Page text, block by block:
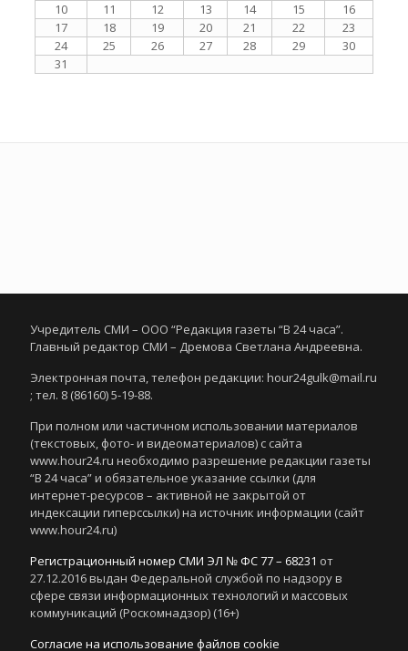
10
11 12 13 14 15
16
17
18 19 20 21 22
23
24
25 26 27 28 29
30
31
Учредитель СМИ – ООО “Редакция газеты “В 24 часа”.
Главный редактор СМИ – Дремова Светлана Андреевна.
Электронная почта, телефон редакции: hour24gulk@mail.ru
; тел. 8 (86160) 5-19-88.
При полном или частичном использовании материалов
(текстовых, фото- и видеоматериалов) с сайта
www.hour24.ru необходимо разрешение редакции газеты
“В 24 часа” и обязательное указание ссылки (для
интернет-ресурсов – активной не закрытой от
индексации гиперссылки) на источник информации (сайт
www.hour24.ru)
Регистрационный номер СМИ ЭЛ № ФС 77 – 68231 от
27.12.2016 выдан Федеральной службой по надзору в
сфере связи информационных технологий и массовых
коммуникаций (Роскомнадзор) (16+)
Согласие на использование файлов cookie